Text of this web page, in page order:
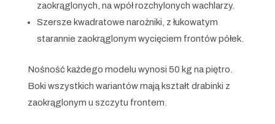
zaokrąglonych, na wpół rozchylonych wachlarzy.
Szersze kwadratowe narożniki, z łukowatym
starannie zaokrąglonym wycięciem frontów półek.
Nośność każdego modelu wynosi 50 kg na piętro.
Boki wszystkich wariantów mają kształt drabinki z
zaokrąglonym u szczytu frontem.